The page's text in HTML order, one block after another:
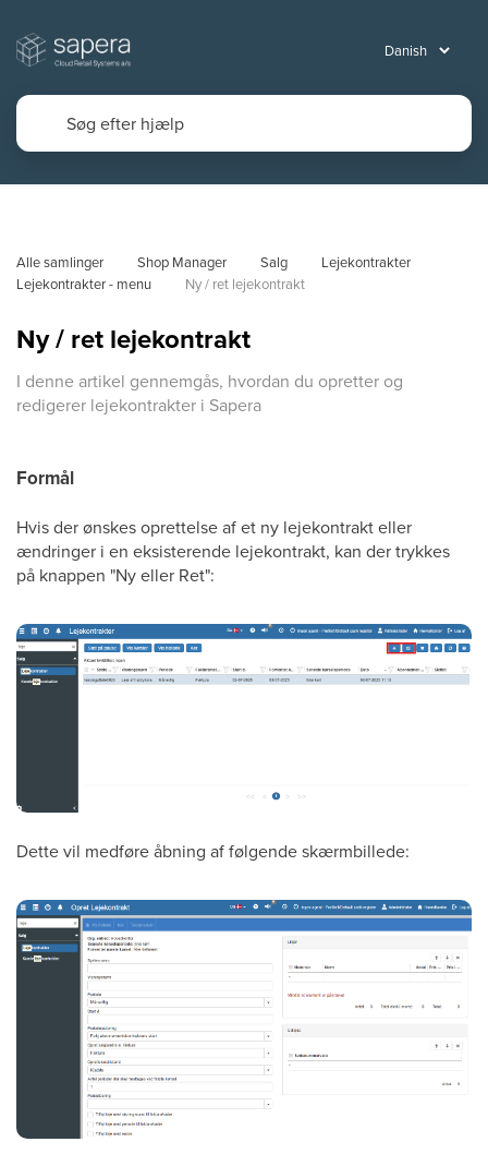
Alle samlinger Shop Manager Salg
Lejekontrakter
Lejekontrakter - menu
Ny / ret lejekontrakt
Ny / ret lejekontrakt
I denne artikel gennemgås, hvordan du opretter og
redigerer lejekontrakter i Sapera
Formål
Hvis der ønskes oprettelse af et ny lejekontrakt eller
ændringer i en eksisterende lejekontrakt, kan der trykkes
på knappen "Ny eller Ret":
Dette vil medføre åbning af følgende skærmbillede: